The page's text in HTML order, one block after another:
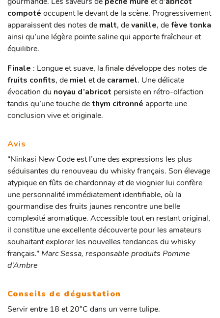
compoté occupent le devant de la scène. Progressivement
apparaissent des notes de malt, devanille, defève tonka
ainsi qu’une légère pointe saline qui apporte fraîcheur et
équilibre.
Finale : Longue et suave, la finale développe des notes de
fruits confits, de miel et de caramel. Une délicate
évocation du noyau d’abricot persiste en rétro-olfaction
tandis qu’une touche dethym citronné apporte une
conclusion vive et originale.
Avis
“Ninkasi New Code est l’une des expressions les plus
séduisantes du renouveau du whisky français. Son élevage
atypique en fûts de chardonnay et de viognier lui confère
une personnalité immédiatement identifiable, où la
gourmandise des fruits jaunes rencontre une belle
complexité aromatique. Accessible tout en restant original,
il constitue une excellente découverte pour les amateurs
souhaitant explorer les nouvelles tendances du whisky
français.” Marc Sessa, responsable produits Pomme
d’Ambre
Conseils de dégustation
Servir entre 18 et 20°C dans un verre tulipe.